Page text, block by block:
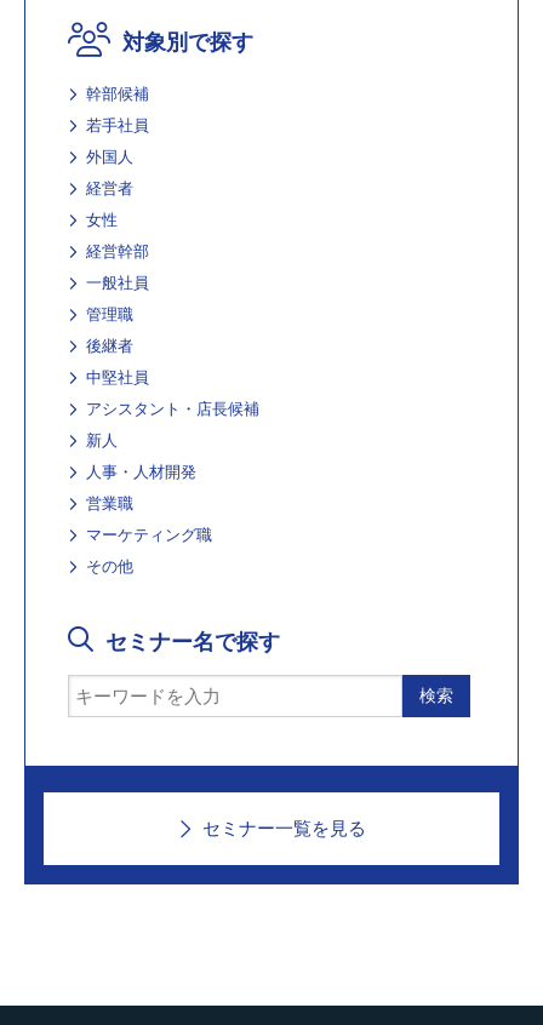
対象別で探す
幹部候補
若手社員
外国人
経営者
女性
経営幹部
一般社員
管理職
後継者
中堅社員
アシスタント・店長候補
新人
人事・人材開発
営業職
マーケティング職
その他
セミナー名で探す
セミナー一覧を見る